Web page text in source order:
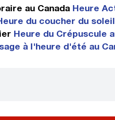
au Canada Heure
du coucher du
Heure du Crépuscule
à l'heure d'été au